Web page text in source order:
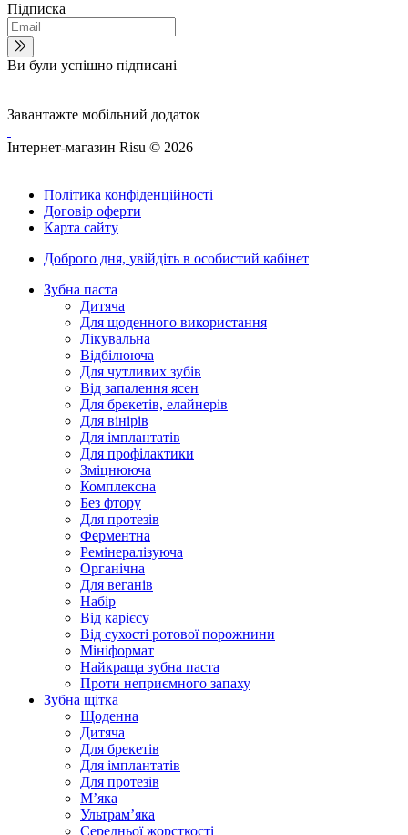
Підписка
Ви були успішно підписані
Завантажте мобільний додаток
Інтернет-магазин Risu © 2026
Політика конфіденційності
Договір оферти
Карта сайту
Доброго дня, увійдіть в особистий кабінет
Зубна паста
Дитяча
Для щоденного використання
Лікувальна
Відбілююча
Для чутливих зубів
Від запалення ясен
Для брекетів, елайнерів
Для вінірів
Для імплантатів
Для профілактики
Зміцнююча
Комплексна
Без фтору
Для протезів
Ферментна
Ремінералізуюча
Органічна
Для веганів
Набір
Від карієсу
Від сухості ротової порожнини
Мініформат
Найкраща зубна паста
Проти неприємного запаху
Зубна щітка
Щоденна
Дитяча
Для брекетів
Для імплантатів
Для протезів
Мʼяка
Ультрамʼяка
Середньої жорсткості